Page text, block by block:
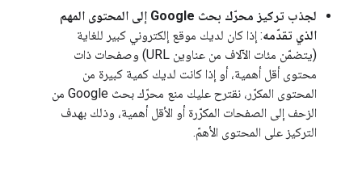
لجذب تركيز محرّك بحث Google إلى المحتوى المهم
الذي تقدّمه: إذا كان لديك موقع إلكتروني كبير للغاية
(يتضمّن مئات الآلاف من عناوين URL) وصفحات ذات
محتوى أقل أهمية، أو إذا كانت لديك كمية كبيرة من
المحتوى المكرّر، نقترح عليك منع محرّك بحث Google من
الزحف إلى الصفحات المكرّرة أو الأقل أهمية، وذلك بهدف
التركيز على المحتوى الأهمّ.